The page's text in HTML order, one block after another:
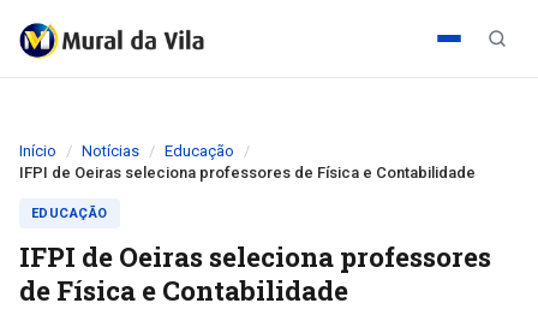
Início Notícias
Educação
IFPI de Oeiras seleciona professores de Física e Contabilidade
EDUCAÇÃO
IFPI de Oeiras seleciona professores
de Física e Contabilidade